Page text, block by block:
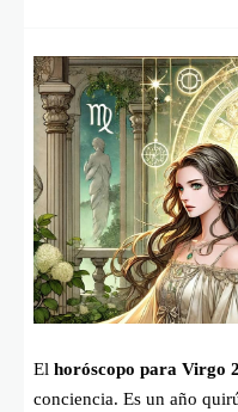
El horóscopo para Virgo
conciencia. Es un año